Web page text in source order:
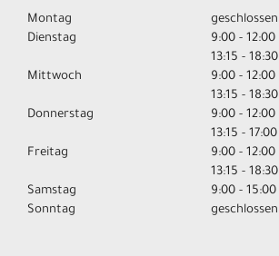
Montag
geschlossen
Dienstag
9:00 - 12:00
13:15 - 18:30
Mittwoch
9:00 - 12:00
13:15 - 18:30
Donnerstag
9:00 - 12:00
13:15 - 17:00
Freitag
9:00 - 12:00
13:15 - 18:30
Samstag
9:00 - 15:00
Sonntag
geschlossen